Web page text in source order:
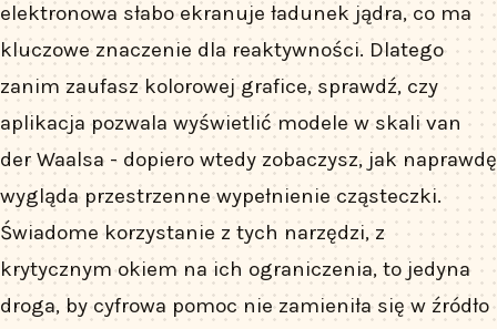
elektronowa słabo ekranuje ładunek jądra, co ma
kluczowe znaczenie dla reaktywności. Dlatego
zanim zaufasz kolorowej grafice, sprawdź, czy
aplikacja pozwala wyświetlić modele w skali van
der Waalsa - dopiero wtedy zobaczysz, jak naprawdę
wygląda przestrzenne wypełnienie cząsteczki.
Świadome korzystanie z tych narzędzi, z
krytycznym okiem na ich ograniczenia, to jedyna
droga, by cyfrowa pomoc nie zamieniła się w źródło